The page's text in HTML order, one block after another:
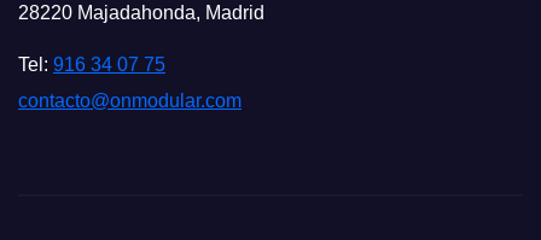
28220 Majadahonda, Madrid
Tel: 916 34 07 75
contacto@onmodular.com